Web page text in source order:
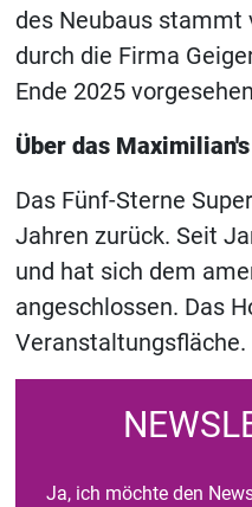
des Neubaus stammt
durch die Firma
Ende 2025
Über das Maximilian's
Das Fünf-Sterne
Jahren zurück. Seit
und hat sich dem
angeschlossen. Das
Ja, ich möchte den